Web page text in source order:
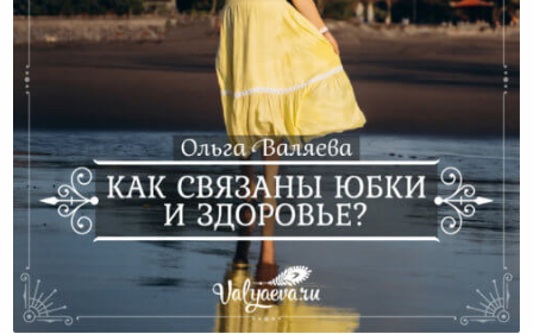
Как Связаны Юбки И Здоровье?